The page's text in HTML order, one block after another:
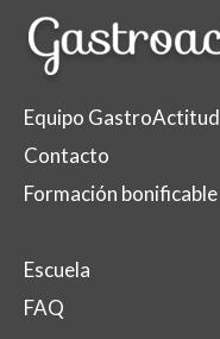
Equipo GastroActitud
Contacto
Formación bonificable
Escuela
FAQ